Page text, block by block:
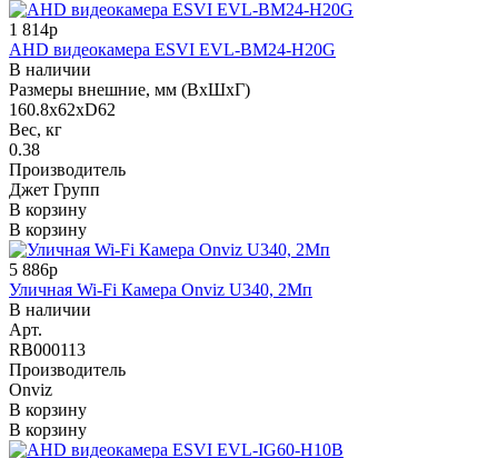
1 814р
AHD видеокамера ESVI EVL-BM24-H20G
В наличии
Размеры внешние, мм (ВхШхГ)
160.8х62хD62
Вес, кг
0.38
Производитель
Джет Групп
В корзину
В корзину
5 886р
Уличная Wi-Fi Камера Onviz U340, 2Мп
В наличии
Арт.
RB000113
Производитель
Onviz
В корзину
В корзину